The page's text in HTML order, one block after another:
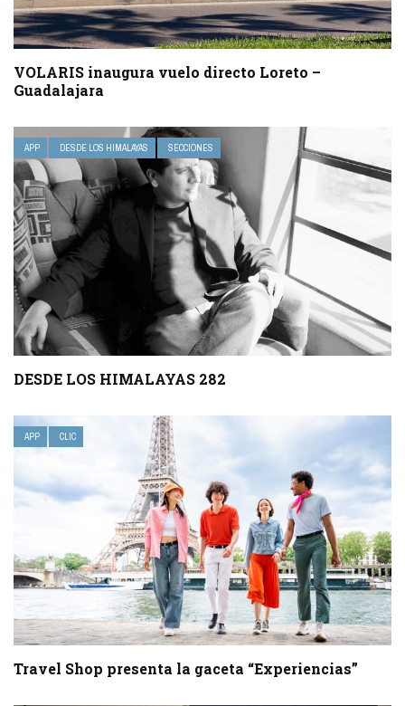
VOLARIS inaugura vuelo directo Loreto –
Guadalajara
APP DESDE LOS HIMALAYAS SECCIONES
DESDE LOS HIMALAYAS 282
APP CLIC
Travel Shop presenta la gaceta “Experiencias”